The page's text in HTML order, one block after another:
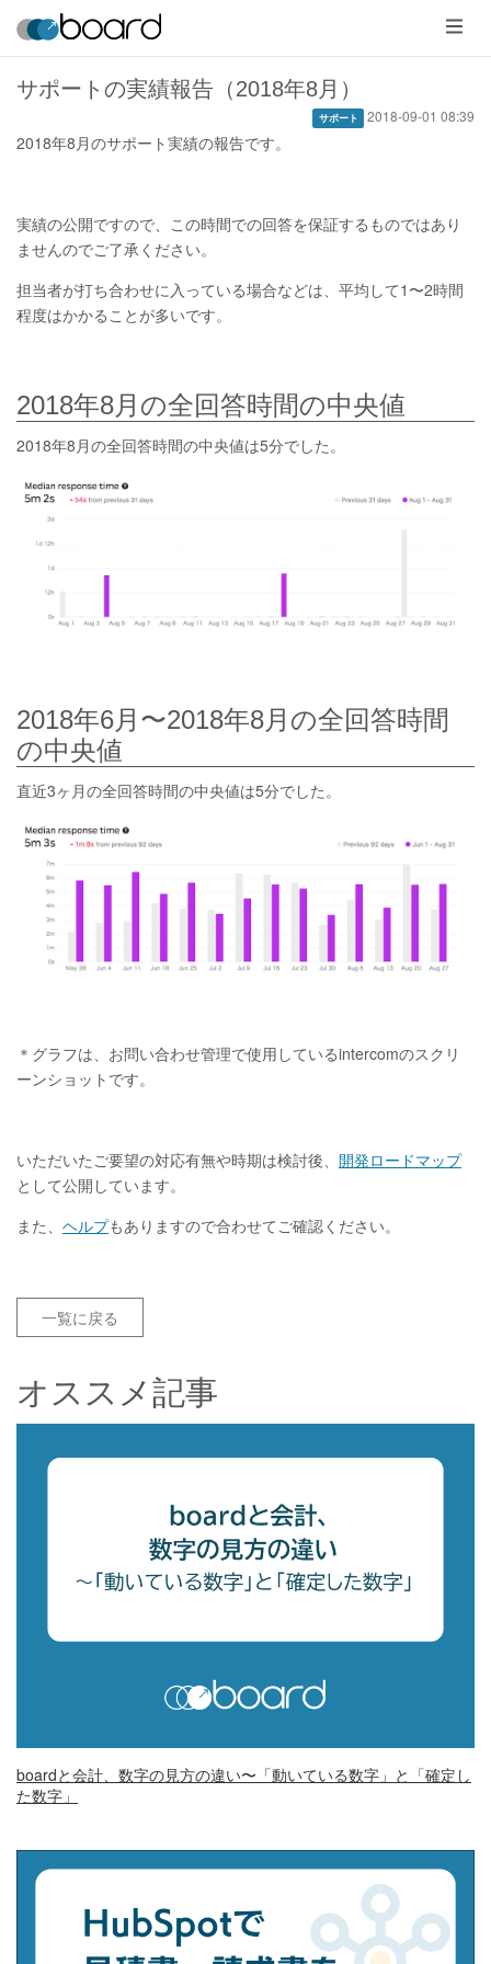
メ
ニ
ュ
ー
サポートの実績報告（2018年8月）
サポート 2018-09-01 08:39
2018年8月のサポート実績の報告です。
実績の公開ですので、この時間での回答を保証するものではあり
ませんのでご了承ください。
担当者が打ち合わせに入っている場合などは、平均して1〜2時間
程度はかかることが多いです。
2018年8月の全回答時間の中央値
2018年8月の全回答時間の中央値は5分でした。
2018年6月〜2018年8月の全回答時間
の中央値
直近3ヶ月の全回答時間の中央値は5分でした。
＊グラフは、お問い合わせ管理で使用しているintercomのスクリ
ーンショットです。
いただいたご要望の対応有無や時期は検討後、 開発ロードマップ
として公開しています。
また、 ヘルプもありますので合わせてご確認ください。
一覧に戻る
オススメ記事
boardと会計、数字の見方の違い〜「動いている数字」と「確定し
た数字」